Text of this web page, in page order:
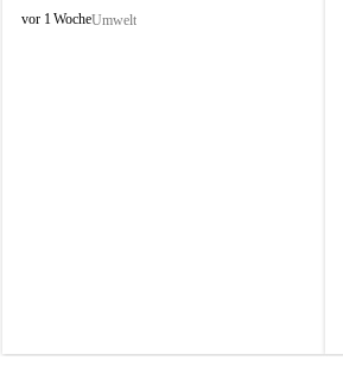
V
vor 1 WocheUmwelt